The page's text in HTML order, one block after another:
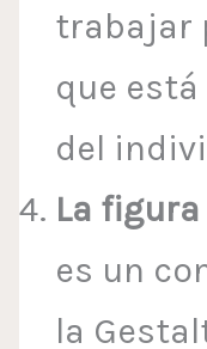
trabajar
que
del
La
es un
la